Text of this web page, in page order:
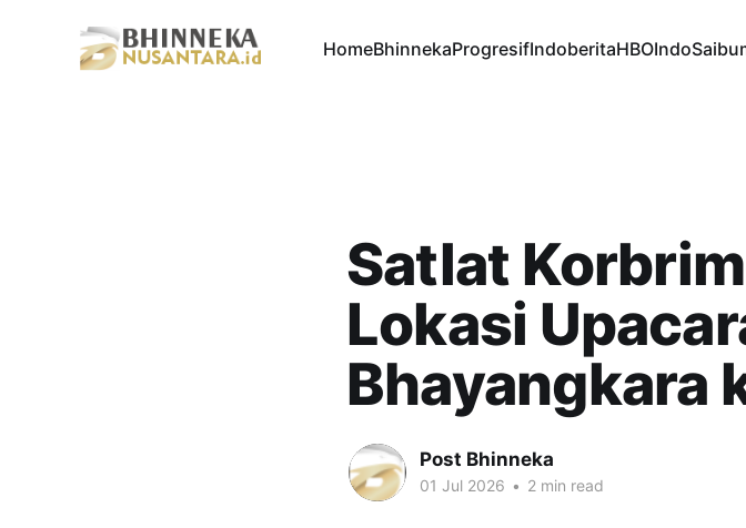
HomeBhinnekaProgresifIndoberitaHBOIndo
Satlat
Lokasi
Bhayangkara
Post Bhinneka
01 Jul 2026 • 2 min read